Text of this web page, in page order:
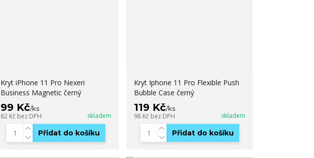
Kryt iPhone 11 Pro Nexeri
Business Magnetic černý
99 Kč/ks
82 Kč bez DPH skladem
Přidat do košíku
Kryt Iphone 11 Pro Flexible Push
Bubble Case černý
119 Kč/ks
98 Kč bez DPH skladem
Přidat do košíku